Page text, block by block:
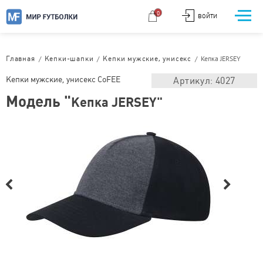
ВОЙТИ
0
Главная / Кепки-шапки / Кепки мужские, унисекс / Кепка JERSEY
Кепки мужские, унисекс CoFEE Артикул: 4027
Модель "Кепка JERSEY"